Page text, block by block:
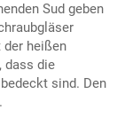
Sud geben
heißen
dass die
sind. Den